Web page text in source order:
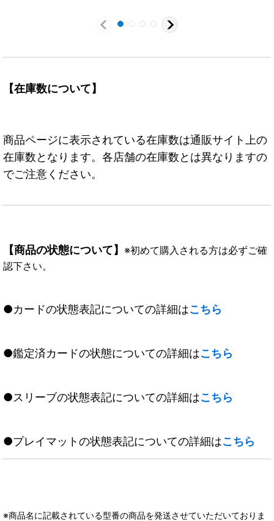
【在庫数について】
商品ページに表示されている在庫数は通販サイト上の
在庫数となります。各店舗の在庫数とは異なりますの
でご注意ください。
【商品の状態について】 ※初めて購入される方は必ずご確
認下さい。
●カードの状態表記についての詳細はこちら
●鑑定済カードの状態についての詳細はこちら
●スリーブの状態表記についての詳細はこちら
●プレイマットの状態表記についての詳細はこちら
※商品名に記載されている型番の商品を発送させていただいておりま